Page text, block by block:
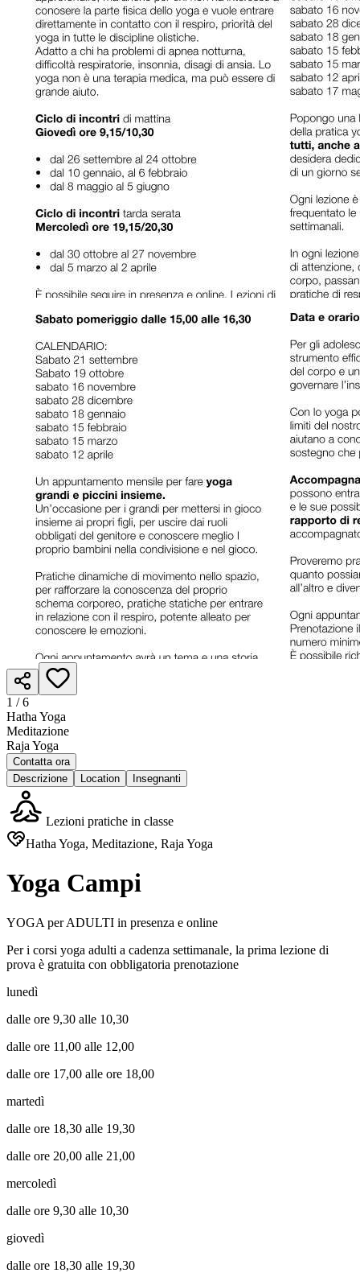
1 /6
Hatha Yoga
Meditazione
Raja Yoga
Contatta ora
Descrizione
Location Insegnanti
Lezioni pratiche in classe
Hatha Yoga, Meditazione, Raja Yoga
Yoga Campi
YOGA per ADULTI in presenza e online
Per i corsi yoga adulti a cadenza settimanale, la prima lezione di
prova è gratuita con obbligatoria prenotazione
lunedì
dalle ore 9,30 alle 10,30
dalle ore 11,00 alle 12,00
dalle ore 17,00 alle ore 18,00
martedì
dalle ore 18,30 alle 19,30
dalle ore 20,00 alle 21,00
mercoledì
dalle ore 9,30 alle 10,30
giovedì
dalle ore 18,30 alle 19,30